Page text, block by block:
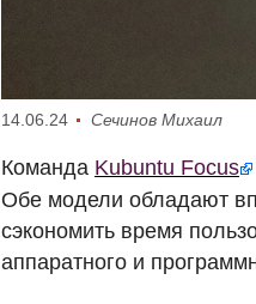
14.06.24 Сечинов Михаил
Команда Kubuntu Focus
Обе модели обладают
сэкономить время
аппаратного и